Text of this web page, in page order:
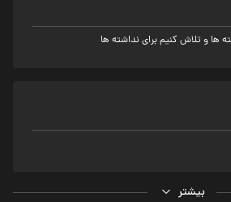
ها و تلاش کنیم برای نداشته ها
بیشتر